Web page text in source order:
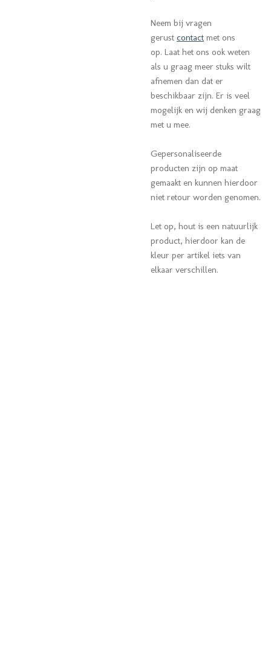
Neem bij vragen
gerust contact met ons
op. Laat het ons ook weten
als u graag meer stuks wilt
afnemen dan dat er
beschikbaar zijn. Er is veel
mogelijk en wij denken graag
met u mee.
Gepersonaliseerde
producten zijn op maat
gemaakt en kunnen hierdoor
niet retour worden genomen.
Let op, hout is een natuurlijk
product, hierdoor kan de
kleur per artikel iets van
elkaar verschillen.